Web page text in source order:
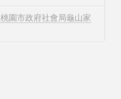
園市政府社會局龜山家